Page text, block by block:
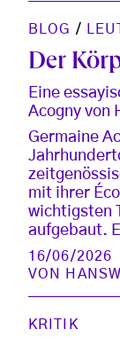
BLOG /
Der
Eine
Acogny von
Germaine
mit ihrer
wichtigsten
aufgebaut.
16/06/2026
VON
KRITIK